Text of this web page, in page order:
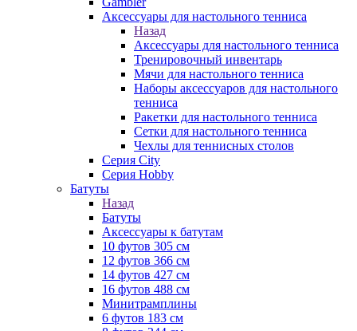
Аксессуары для настольного тенниса
Назад
Аксессуары для настольного тенниса
Тренировочный инвентарь
Мячи для настольного тенниса
Наборы аксессуаров для настольного
тенниса
Ракетки для настольного тенниса
Сетки для настольного тенниса
Чехлы для теннисных столов
Серия City
Серия Hobby
Батуты
Назад
Батуты
Аксессуары к батутам
10 футов 305 см
12 футов 366 см
14 футов 427 см
16 футов 488 см
Минитрамплины
6 футов 183 см